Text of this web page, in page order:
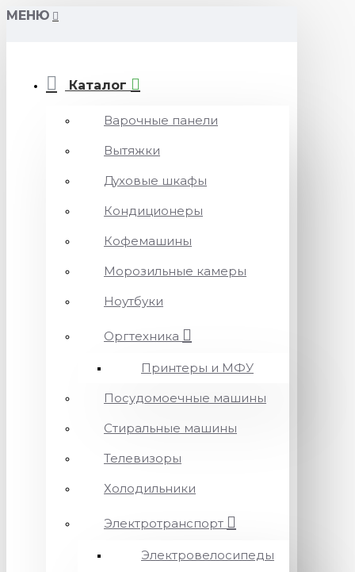
МЕНЮ
Каталог
Варочные панели
Вытяжки
Духовые шкафы
Кондиционеры
Кофемашины
Морозильные камеры
Ноутбуки
Оргтехника
Принтеры и МФУ
Посудомоечные машины
Стиральные машины
Телевизоры
Холодильники
Электротранспорт
Электровелосипеды